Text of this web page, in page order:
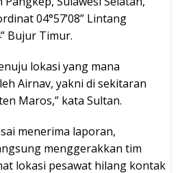
04°57’08” Lintang
Bujur Timur.
lokasi yang mana
Airnav, yakni di sekitaran
Maros,” kata Sultan.
menerima laporan,
menggerakkan tim
lokasi pesawat hilang kontak